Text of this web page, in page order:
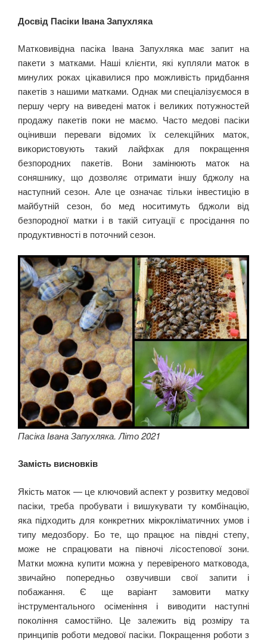
Досвід Пасіки Івана Запухляка
Матковивідна пасіка Івана Запухляка має запит на
пакети з матками. Наші клієнти, які купляли маток в
минулих роках цікавилися про можливість придбання
пакетів з нашими матками. Однак ми спеціалізуємося в
першу чергу на виведені маток і великих потужностей
продажу пакетів поки не маємо. Часто медові пасіки
оцінивши переваги відомих їх селекційних маток,
використовують такий лайфхак для покращення
безпородних пакетів. Вони замінюють маток на
соняшнику, що дозволяє отримати іншу бджолу на
наступний сезон. Але це означає тільки інвестицію в
майбутній сезон, бо мед носитимуть бджоли від
безпородної матки і в такій ситуації є просідання по
продуктивності в поточний сезон.
Пасіка Івана Запухляка. Літо 2021
Замість висновків
Якість маток — це ключовий аспект у розвитку медової
пасіки, треба пробувати і вишукувати ту комбінацію,
яка підходить для конкретних мікрокліматичних умов і
типу медозбору. Бо те, що працює на півдні степу,
може не спрацювати на півночі лісостепової зони.
Матки можна купити можна у перевіреного матковода,
звичайно попередньо озвучивши свої запити і
побажання. Є ще варіант замовити матку
інструментального осіменіння і виводити наступні
покоління самостійно. Це залежить від розміру та
принципів роботи медової пасіки. Покращення роботи з